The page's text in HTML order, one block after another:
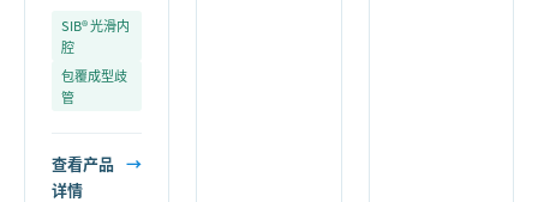
SIB® 光滑内
腔
包覆成型歧
管
查看产品
详情
→